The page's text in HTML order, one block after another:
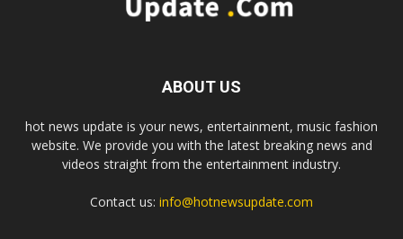
ABOUT US
hot news update is your news, entertainment, music fashion
website. We provide you with the latest breaking news and
videos straight from the entertainment industry.
Contact us: info@hotnewsupdate.com